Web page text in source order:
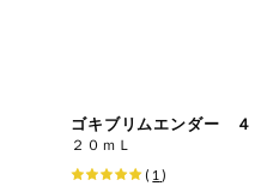
オーガニック
ゴキブリムエンダー ４
２０ｍＬ
( 1 )